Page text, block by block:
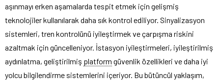
aşınmayı erken aşamalarda tespit etmek için gelişmiş
teknolojiler kullanılarak daha sık kontrol ediliyor. Sinyalizasyon
sistemleri, tren kontrolünü iyileştirmek ve çarpışma riskini
azaltmak için güncelleniyor. İstasyon iyileştirmeleri, iyileştirilmiş
aydınlatma, geliştirilmiş platform güvenlik özellikleri ve daha iyi
yolcu bilgilendirme sistemlerini içeriyor. Bu bütüncül yaklaşım,